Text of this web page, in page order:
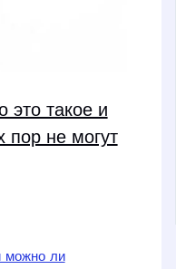
это такое и
пор не могут